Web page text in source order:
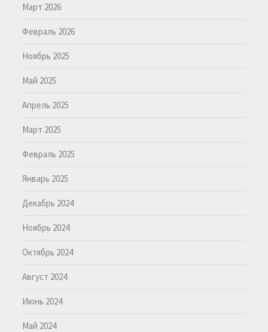
Март 2026
Февраль 2026
Ноябрь 2025
Май 2025
Апрель 2025
Март 2025
Февраль 2025
Январь 2025
Декабрь 2024
Ноябрь 2024
Октябрь 2024
Август 2024
Июнь 2024
Май 2024